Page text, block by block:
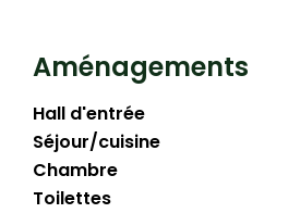
Aménagements
Hall d'entrée
Séjour/cuisine
Chambre
Toilettes